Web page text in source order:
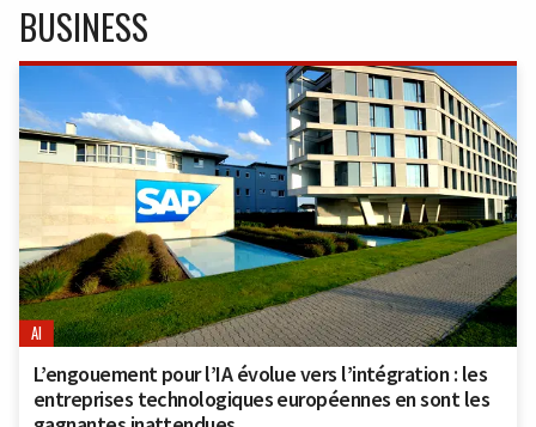
BUSINESS
AI
L’engouement pour l’IA évolue vers l’intégration : les
entreprises technologiques européennes en sont les